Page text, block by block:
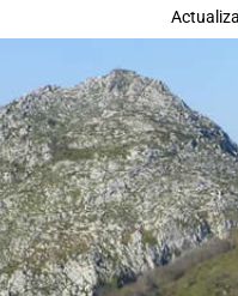
TURISMO
TIENDA
AGENDA
OFERTAS
CONTACTO